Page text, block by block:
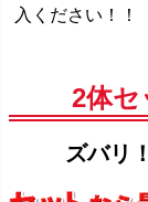
入ください！！
2体セ
ズバリ！